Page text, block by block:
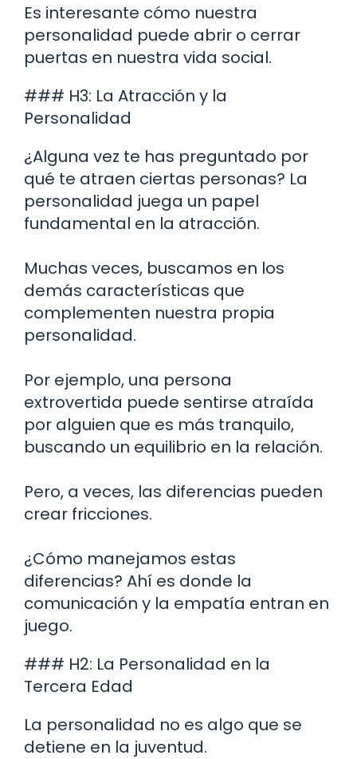
Es interesante cómo nuestra
personalidad puede abrir o cerrar
puertas en nuestra vida social.
### H3: La Atracción y la
Personalidad
¿Alguna vez te has preguntado por
qué te atraen ciertas personas? La
personalidad juega un papel
fundamental en la atracción.
Muchas veces, buscamos en los
demás características que
complementen nuestra propia
personalidad.
Por ejemplo, una persona
extrovertida puede sentirse atraída
por alguien que es más tranquilo,
buscando un equilibrio en la relación.
Pero, a veces, las diferencias pueden
crear fricciones.
¿Cómo manejamos estas
diferencias? Ahí es donde la
comunicación y la empatía entran en
juego.
### H2: La Personalidad en la
Tercera Edad
La personalidad no es algo que se
detiene en la juventud.